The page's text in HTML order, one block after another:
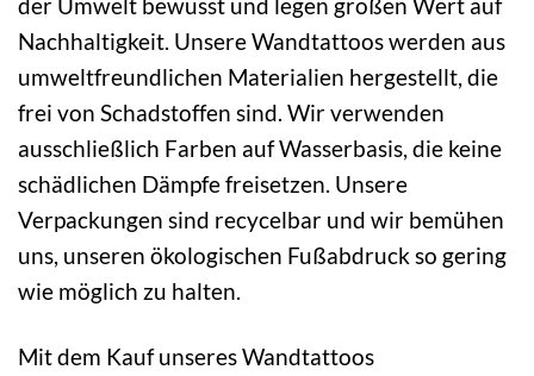
Nachhaltigkeit. Unsere Wandtattoos werden aus
umweltfreundlichen Materialien hergestellt, die
frei von Schadstoffen sind. Wir verwenden
ausschließlich Farben auf Wasserbasis, die keine
schädlichen Dämpfe freisetzen. Unsere
Verpackungen sind recycelbar und wir bemühen
uns, unseren ökologischen Fußabdruck so gering
wie möglich zu halten.
Mit dem Kauf unseres Wandtattoos